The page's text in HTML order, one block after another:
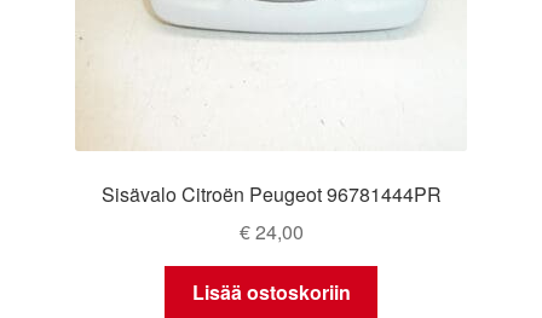
Sisävalo Citroën Peugeot 96781444PR
€24,00
Lisää ostoskoriin